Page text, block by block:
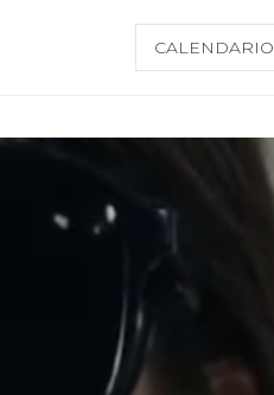
CALENDARIO